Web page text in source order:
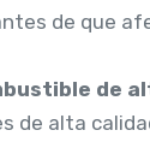
de que
de
de alta